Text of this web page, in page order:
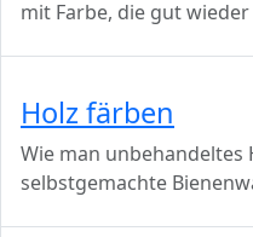
mit Farbe, die gut
Holz färben
Wie man
selbstgemachte